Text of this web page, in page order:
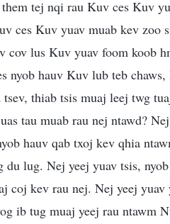
tej nqi rau Kuv ces Kuv
ces Kuv yuav muab kev zoo
cov lus Kuv yuav foom koob
nyob hauv Kuv lub teb
thiab tsis muaj leej twg
tau muab rau nej ntawd?
hauv qab txoj kev qhia
lug. Nej yeej yuav tsis,
coj kev rau nej. Nej yeej yuav
ib tug muaj yeej rau ntawm